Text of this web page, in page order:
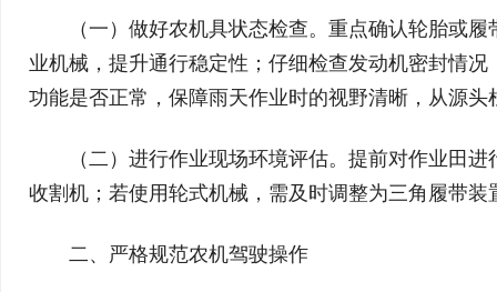
（一）做好农机具状态检查。重点确认轮胎或
业机械，提升通行稳定性；仔细检查发动机密封情
功能是否正常，保障雨天作业时的视野清晰，从源
（二）进行作业现场环境评估。提前对作业田
收割机；若使用轮式机械，需及时调整为三角履带
二、严格规范农机驾驶操作